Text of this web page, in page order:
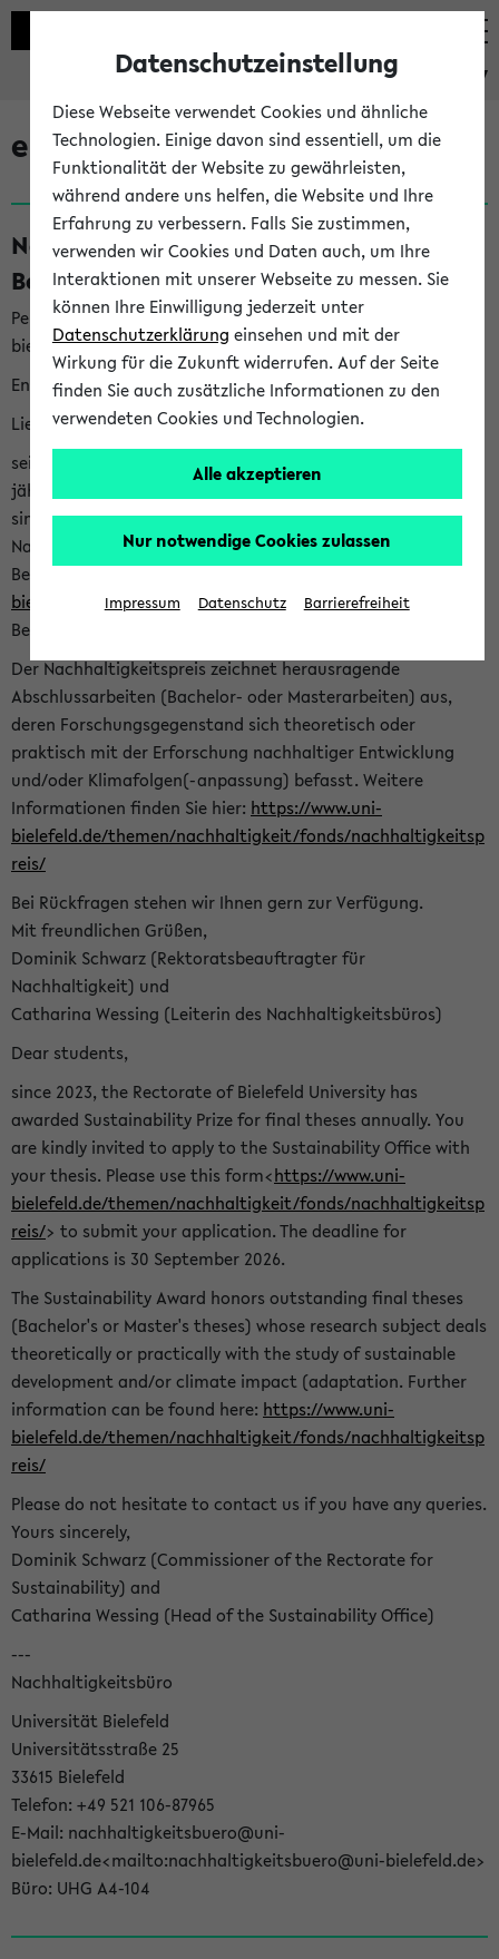
eKVV
eKVV News
Nachhaltigkeitspreis 2026:
Bewerbungsphase gestartet (06.08.26)
Per E-Mail eingestellt von nachhaltigkeitsbuero@uni-
bielefeld.de an den Verteiler 'Alle Studierenden':
English version below
Liebe Studierende,
seit 2023 verleiht das Rektorat der Universität Bielefeld
jährlich den Nachhaltigkeitspreis für Abschlussarbeiten. Sie
sind herzlich eingeladen sich mit Ihrer Abschlussarbeit beim
Nachhaltigkeitsbüro zu bewerben. Bitte nutzen Sie für Ihre
Bewerbung dieses Formular<https://formulare.uni-
bielefeld.de/frontend-server/form/provide/913/>. Die
Bewerbungsfrist endet am 30.09.2026.
Der Nachhaltigkeitspreis zeichnet herausragende
Abschlussarbeiten (Bachelor- oder Masterarbeiten) aus,
deren Forschungsgegenstand sich theoretisch oder
praktisch mit der Erforschung nachhaltiger Entwicklung
und/oder Klimafolgen(-anpassung) befasst. Weitere
Informationen finden Sie hier: https://www.uni-
bielefeld.de/themen/nachhaltigkeit/fonds/nachhaltigkeitsp
reis/
Bei Rückfragen stehen wir Ihnen gern zur Verfügung.
Mit freundlichen Grüßen,
Dominik Schwarz (Rektoratsbeauftragter für
Nachhaltigkeit) und
Catharina Wessing (Leiterin des Nachhaltigkeitsbüros)
Dear students,
since 2023, the Rectorate of Bielefeld University has
awarded Sustainability Prize for final theses annually. You
are kindly invited to apply to the Sustainability Office with
your thesis. Please use this form<https://www.uni-
bielefeld.de/themen/nachhaltigkeit/fonds/nachhaltigkeitsp
reis/> to submit your application. The deadline for
applications is 30 September 2026.
The Sustainability Award honors outstanding final theses
(Bachelor's or Master's theses) whose research subject deals
theoretically or practically with the study of sustainable
development and/or climate impact (adaptation. Further
information can be found here: https://www.uni-
bielefeld.de/themen/nachhaltigkeit/fonds/nachhaltigkeitsp
reis/
Please do not hesitate to contact us if you have any queries.
Yours sincerely,
Dominik Schwarz (Commissioner of the Rectorate for
Sustainability) and
Catharina Wessing (Head of the Sustainability Office)
---
Nachhaltigkeitsbüro
Universität Bielefeld
Universitätsstraße 25
33615 Bielefeld
Telefon: +49 521 106-87965
E-Mail: nachhaltigkeitsbuero@uni-
bielefeld.de<mailto:nachhaltigkeitsbuero@uni-bielefeld.de>
Büro: UHG A4-104
Datenschutzeinstellung
Diese Webseite verwendet Cookies und ähnliche
Technologien. Einige davon sind essentiell, um die
Funktionalität der Website zu gewährleisten,
während andere uns helfen, die Website und Ihre
Erfahrung zu verbessern. Falls Sie zustimmen,
verwenden wir Cookies und Daten auch, um Ihre
Interaktionen mit unserer Webseite zu messen. Sie
können Ihre Einwilligung jederzeit unter
Datenschutzerklärung einsehen und mit der
Wirkung für die Zukunft widerrufen. Auf der Seite
finden Sie auch zusätzliche Informationen zu den
verwendeten Cookies und Technologien.
Alle akzeptieren
Nur notwendige Cookies zulassen
Impressum Datenschutz Barrierefreiheit